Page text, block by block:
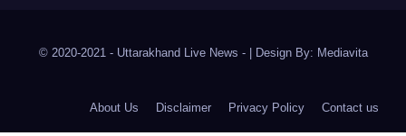
© 2020-2021 - Uttarakhand Live News - Design By: Mediavita
About Us Disclaimer Privacy Policy Contact us